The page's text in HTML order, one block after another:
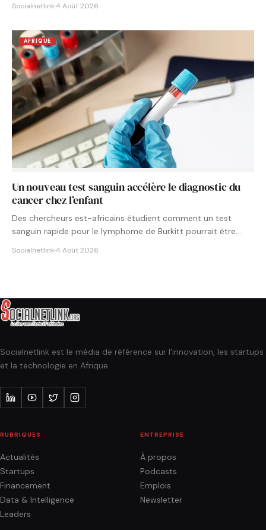
Socialnetlink·4 Août 2026
AFRIQUE
Un nouveau test sanguin accélère le diagnostic du
cancer chez l’enfant
Des chercheurs est-africains étudient comment un test
sanguin rapide pour le lymphome de Burkitt pourrait être
Socialnetlink·4 Août 2026
Socialnetlink est le média de référence sur l'innovation, les startups
et la technologie en Afrique.
RUBRIQUES
Actualités
Startups
Financement
Data & Intelligence
Leaders
ENTREPRISE
À propos
Podcasts
Emplois
Newsletter